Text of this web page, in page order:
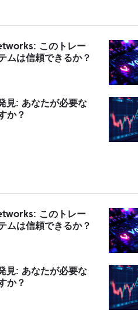
このトレー
ムは信頼できるか？
見: あなたが必要な
か？
このトレー
ムは信頼できるか？
見: あなたが必要な
か？